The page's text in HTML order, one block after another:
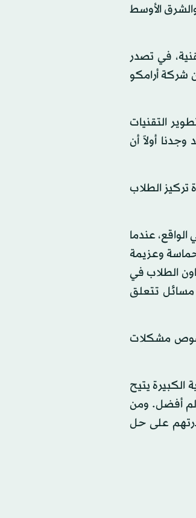
الأوسط
في تصدر
شركة أرامكو
التقنيات
أولاً أن
الطلاب
عندما
وعزيمة
الطلاب في
تتعلق
معًا بخصوص مشكلات
يتيح
أفضل. ومن
على حل